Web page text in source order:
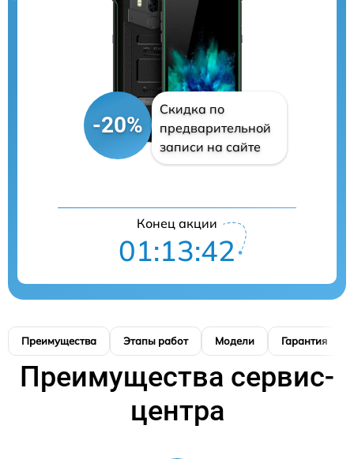
-20%
Скидка по
предварительной
записи на сайте
Конец акции
01:13:42
Преимущества Этапы работ Модели Гарантия
Преимущества сервис-
центра